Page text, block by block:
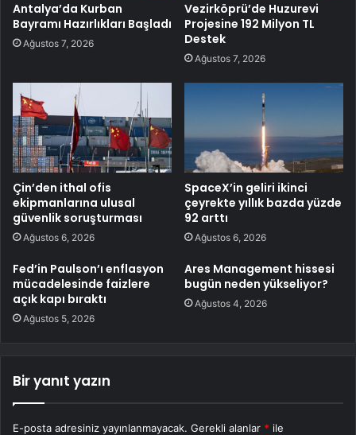
Antalya’da Kurban
Bayramı Hazırlıkları Başladı
Ağustos 7, 2026
Vezirköprü’de Huzurevi
Projesine 192 Milyon TL
Destek
Ağustos 7, 2026
Çin’den ithal ofis
ekipmanlarına ulusal
güvenlik soruşturması
Ağustos 6, 2026
SpaceX’in geliri ikinci
çeyrekte yıllık bazda yüzde
92 arttı
Ağustos 6, 2026
Fed’in Paulson’ı enflasyon
mücadelesinde faizlere
açık kapı bıraktı
Ağustos 5, 2026
Ares Management hissesi
bugün neden yükseliyor?
Ağustos 4, 2026
Bir yanıt yazın
E-posta adresiniz yayınlanmayacak. Gerekli alanlar * ile